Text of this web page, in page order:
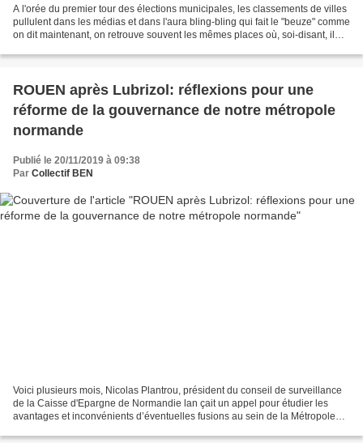
A l'orée du premier tour des élections municipales, les classements de villes
pullulent dans les médias et dans l'aura bling-bling qui fait le "beuze" comme
on dit maintenant, on retrouve souvent les mêmes places où, soi-disant, il
ROUEN après Lubrizol: réflexions pour une
réforme de la gouvernance de notre métropole
normande
Publié le 20/11/2019 à 09:38
Par Collectif BEN
Voici plusieurs mois, Nicolas Plantrou, président du conseil de surveillance
de la Caisse d'Epargne de Normandie lan çait un appel pour étudier les
avantages et inconvénients d’éventuelles fusions au sein de la Métropole